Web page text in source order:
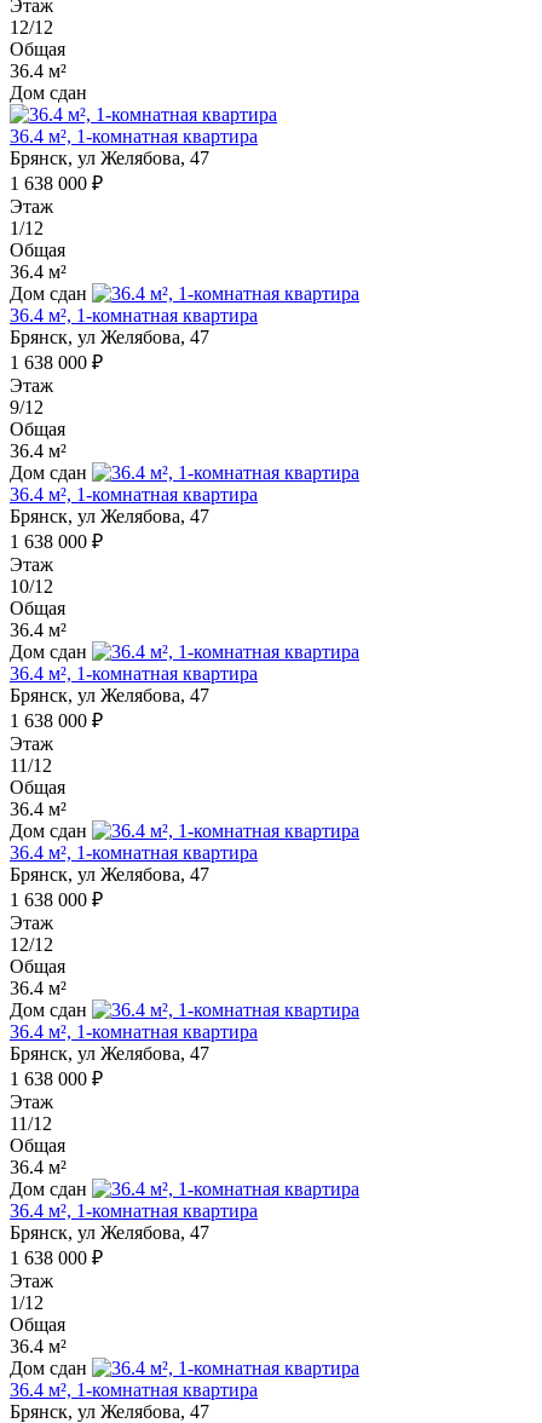
Этаж
12/12
Общая
36.4 м²
Дом сдан
36.4 м², 1-комнатная квартира
Брянск, ул Желябова, 47
1 638 000 ₽
Этаж
1/12
Общая
36.4 м²
Дом сдан
36.4 м², 1-комнатная квартира
Брянск, ул Желябова, 47
1 638 000 ₽
Этаж
9/12
Общая
36.4 м²
Дом сдан
36.4 м², 1-комнатная квартира
Брянск, ул Желябова, 47
1 638 000 ₽
Этаж
10/12
Общая
36.4 м²
Дом сдан
36.4 м², 1-комнатная квартира
Брянск, ул Желябова, 47
1 638 000 ₽
Этаж
11/12
Общая
36.4 м²
Дом сдан
36.4 м², 1-комнатная квартира
Брянск, ул Желябова, 47
1 638 000 ₽
Этаж
12/12
Общая
36.4 м²
Дом сдан
36.4 м², 1-комнатная квартира
Брянск, ул Желябова, 47
1 638 000 ₽
Этаж
11/12
Общая
36.4 м²
Дом сдан
36.4 м², 1-комнатная квартира
Брянск, ул Желябова, 47
1 638 000 ₽
Этаж
1/12
Общая
36.4 м²
Дом сдан
36.4 м², 1-комнатная квартира
Брянск, ул Желябова, 47